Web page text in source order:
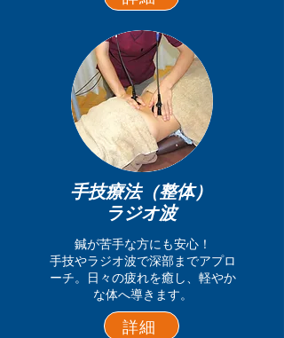
手技療法（整体）
​ラジオ波
鍼が苦手な方にも安心！
手技やラジオ波で深部までアプロ
ーチ。日々の疲れを癒し、軽やか
な体へ導きます。
詳細